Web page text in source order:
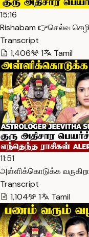
15:16
Rishabam 👉செல்வ
Transcript
1,406
1 Tamil
11:51
அள்ளிக்கொடுக்க
Transcript
1,104
1 Tamil